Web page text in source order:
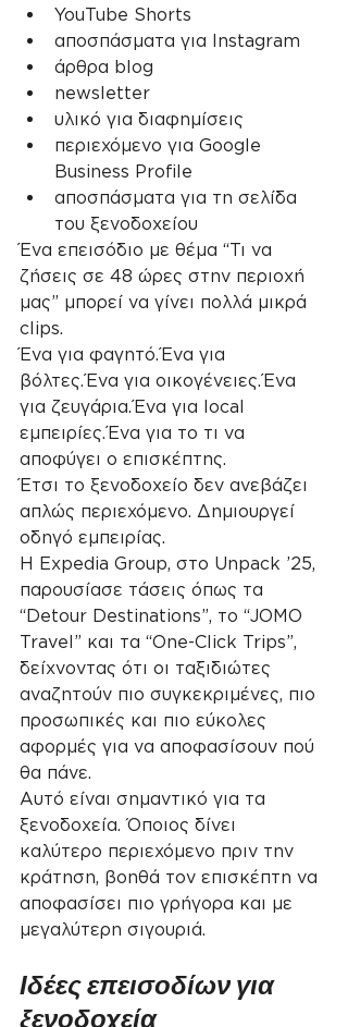
YouTube Shorts
αποσπάσματα για Instagram
άρθρα blog
newsletter
υλικό για διαφημίσεις
περιεχόμενο για Google
Business Profile
αποσπάσματα για τη σελίδα
του ξενοδοχείου
Ένα επεισόδιο με θέμα “Τι να
ζήσεις σε 48 ώρες στην περιοχή
μας” μπορεί να γίνει πολλά μικρά
clips.
Ένα για φαγητό.Ένα για
βόλτες.Ένα για οικογένειες.Ένα
για ζευγάρια.Ένα για local
εμπειρίες.Ένα για το τι να
αποφύγει ο επισκέπτης.
Έτσι το ξενοδοχείο δεν ανεβάζει
απλώς περιεχόμενο. Δημιουργεί
οδηγό εμπειρίας.
Η Expedia Group, στο Unpack ’25,
παρουσίασε τάσεις όπως τα
“Detour Destinations”, το “JOMO
Travel” και τα “One-Click Trips”,
δείχνοντας ότι οι ταξιδιώτες
αναζητούν πιο συγκεκριμένες, πιο
προσωπικές και πιο εύκολες
αφορμές για να αποφασίσουν πού
θα πάνε.
Αυτό είναι σημαντικό για τα
ξενοδοχεία. Όποιος δίνει
καλύτερο περιεχόμενο πριν την
κράτηση, βοηθά τον επισκέπτη να
αποφασίσει πιο γρήγορα και με
μεγαλύτερη σιγουριά.
Ιδέες επεισοδίων για
ξενοδοχεία